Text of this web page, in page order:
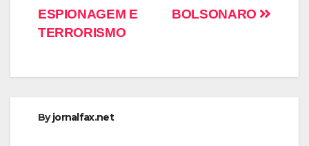
BOLSONARO
ESPIONAGEM E
TERRORISMO
Byjornalfax.net